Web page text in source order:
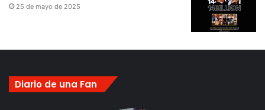
25 de mayo de 2025
Diario de una Fan